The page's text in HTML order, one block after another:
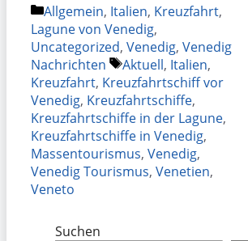
Kategorien
Allgemein, Italien, Kreuzfahrt,
Lagune von Venedig,
Uncategorized, Venedig, Venedig
Nachrichten
Schlagwörter
Aktuell, Italien,
Kreuzfahrt, Kreuzfahrtschiff vor
Venedig, Kreuzfahrtschiffe,
Kreuzfahrtschiffe in der Lagune,
Kreuzfahrtschiffe in Venedig,
Massentourismus, Venedig,
Venedig Tourismus, Venetien,
Veneto
Suchen